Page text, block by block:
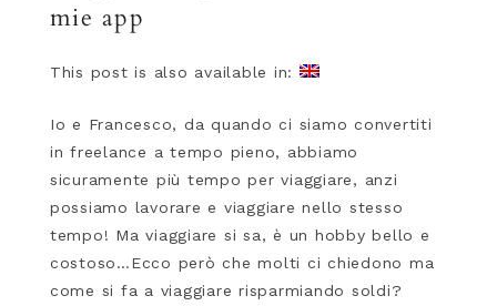
mie app
This post is also available in:
Io e Francesco, da quando ci siamo convertiti
in freelance a tempo pieno, abbiamo
sicuramente più tempo per viaggiare, anzi
possiamo lavorare e viaggiare nello stesso
tempo! Ma viaggiare si sa, è un hobby bello e
costoso…Ecco però che molti ci chiedono ma
come si fa a viaggiare risparmiando soldi?